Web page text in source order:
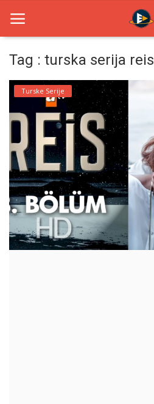
Home
Novosti
TV Serije
Filmovi
Glumci
Contact
Login
Tag : turska serija reis
Turske Serije